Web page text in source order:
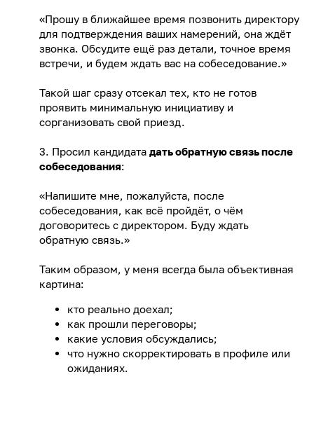
«Прошу в ближайшее время позвонить директору
для подтверждения ваших намерений, она ждёт
звонка. Обсудите ещё раз детали, точное время
встречи, и будем ждать вас на собеседование.»
Такой шаг сразу отсекал тех, кто не готов
проявить минимальную инициативу и
сорганизовать свой приезд.
3. Просил кандидата дать обратную связь после
собеседования:
«Напишите мне, пожалуйста, после
собеседования, как всё пройдёт, о чём
договоритесь с директором. Буду ждать
обратную связь.»
Таким образом, у меня всегда была объективная
картина:
кто реально доехал;
как прошли переговоры;
какие условия обсуждались;
что нужно скорректировать в профиле или
ожиданиях.